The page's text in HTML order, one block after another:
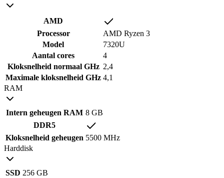
AMD
Processor
AMD Ryzen 3
Model
7320U
Aantal cores
4
Kloksnelheid normaal GHz 2,4
Maximale kloksnelheid GHz 4,1
RAM
Intern geheugen RAM 8 GB
DDR5
Kloksnelheid geheugen 5500 MHz
Harddisk
SSD 256 GB